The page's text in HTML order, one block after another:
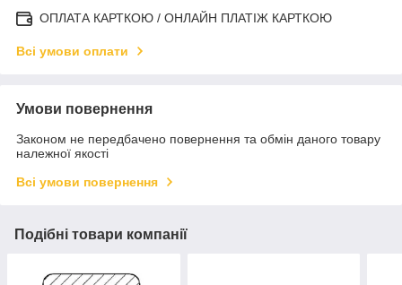
ОПЛАТА КАРТКОЮ / ОНЛАЙН ПЛАТІЖ КАРТКОЮ
Всі умови оплати
Умови повернення
Законом не передбачено повернення та обмін даного товару
належної якості
Всі умови повернення
Подібні товари компанії